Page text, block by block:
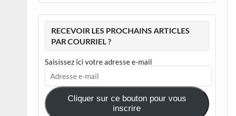
RECEVOIR LES PROCHAINS ARTICLES
PAR COURRIEL ?
Saisissez ici votre adresse e-mail
Adresse
e-
mail
Cliquer sur ce bouton pour vous
inscrire